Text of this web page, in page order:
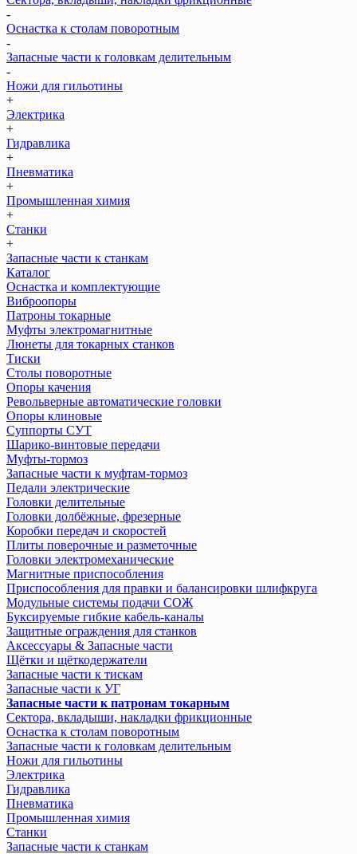
-
Оснастка к столам поворотным
-
Запасные части к головкам делительным
-
Ножи для гильотины
+
Электрика
+
Гидравлика
+
Пневматика
+
Промышленная химия
+
Станки
+
Запасные части к станкам
Каталог
Оснастка и комплектующие
Виброопоры
Патроны токарные
Муфты электромагнитные
Люнеты для токарных станков
Тиски
Столы поворотные
Опоры качения
Револьверные автоматические головки
Опоры клиновые
Суппорты СУТ
Шарико-винтовые передачи
Муфты-тормоз
Запасные части к муфтам-тормоз
Педали электрические
Головки делительные
Головки долбёжные, фрезерные
Коробки передач и скоростей
Плиты поверочные и разметочные
Головки электромеханические
Магнитные приспособления
Приспособления для правки и балансировки шлифкруга
Модульные системы подачи СОЖ
Буксируемые гибкие кабель-каналы
Защитные ограждения для станков
Аксессуары & Запасные части
Щётки и щёткодержатели
Запасные части к тискам
Запасные части к УГ
Запасные части к патронам токарным
Сектора, вкладыши, накладки фрикционные
Оснастка к столам поворотным
Запасные части к головкам делительным
Ножи для гильотины
Электрика
Гидравлика
Пневматика
Промышленная химия
Станки
Запасные части к станкам